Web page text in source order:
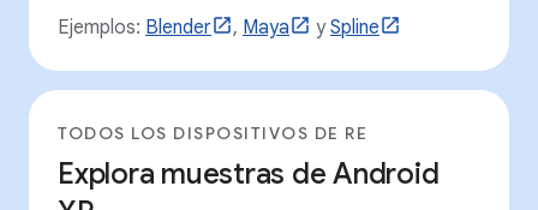
Ejemplos: Blender , Maya ySpline
TODOS LOS DISPOSITIVOS DE RE
Explora muestras de Android